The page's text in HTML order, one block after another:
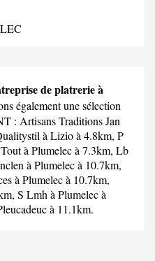
de platrerie à
également une sélection
: Artisans Traditions Jan
à Lizio à 4.8km, P
à Plumelec à 7.3km, Lb
à Plumelec à 10.7km,
à Plumelec à 10.7km,
S Lmh à Plumelec à
à 11.1km.